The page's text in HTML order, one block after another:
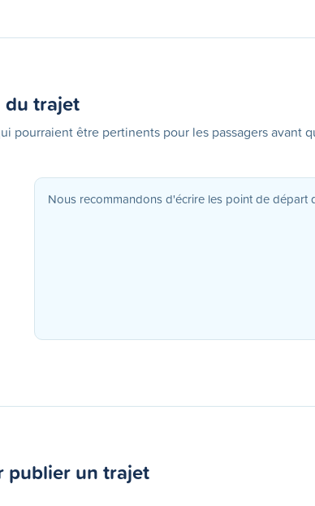
du trajet
pourraient être pertinents pour les passagers avant
publier un trajet